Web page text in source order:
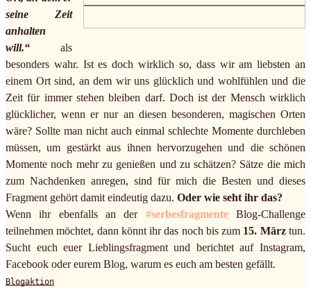
seine Zeit
anhalten
will.“ als
besonders wahr. Ist es doch wirklich so, dass wir am liebsten an
einem Ort sind, an dem wir uns glücklich und wohlfühlen und die
Zeit für immer stehen bleiben darf. Doch ist der Mensch wirklich
glücklicher, wenn er nur an diesen besonderen, magischen Orten
wäre? Sollte man nicht auch einmal schlechte Momente durchleben
müssen, um gestärkt aus ihnen hervorzugehen und die schönen
Momente noch mehr zu genießen und zu schätzen? Sätze die mich
zum Nachdenken anregen, sind für mich die Besten und dieses
Fragment gehört damit eindeutig dazu. Oder wie seht ihr das?
Wenn ihr ebenfalls an der #serbesfragmenteBlog-Challenge
teilnehmen möchtet, dann könnt ihr das noch bis zum 15. Märztun.
Sucht euch euer Lieblingsfragment und berichtet auf Instagram,
Facebook oder eurem Blog, warum es euch am besten gefällt.
Blogaktion